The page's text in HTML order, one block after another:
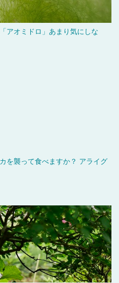
アオミドロ」あまり気にしな
を襲って食べますか？ アライグ